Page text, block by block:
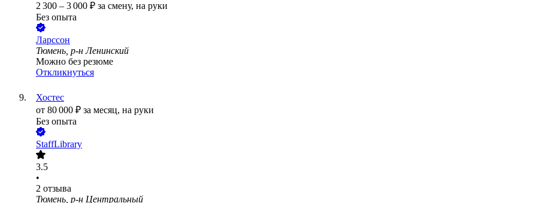
2 300 – 3 000 ₽ за смену, на руки
Без опыта
Ларссон
Тюмень, р-н Ленинский
Можно без резюме
Откликнуться
Хостес
от 80 000 ₽ за месяц, на руки
Без опыта
StaffLibrary
3.5
•
2 отзыва
Тюмень, р-н Центральный